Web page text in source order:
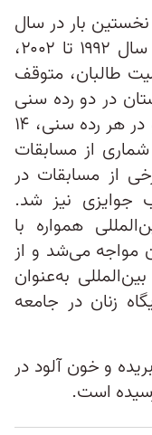
نخستین ‌بار در سال
۱۹۷۸ تاسیس شد و فعالیت آن از سال ۱۹۹۲ تا ۲۰۰۲،
طالبان، متوقف
در دو رده سنی
بزرگسال و جوانان فعالیت می‌کرد و در هر رده سنی، ۱۴
از مسابقات
از مسابقات در
جوایزی نیز شد.
همواره با
مواجه می‌شد و از
به‌‌عنوان
زنان در جامعه
و خون آلود در
است.